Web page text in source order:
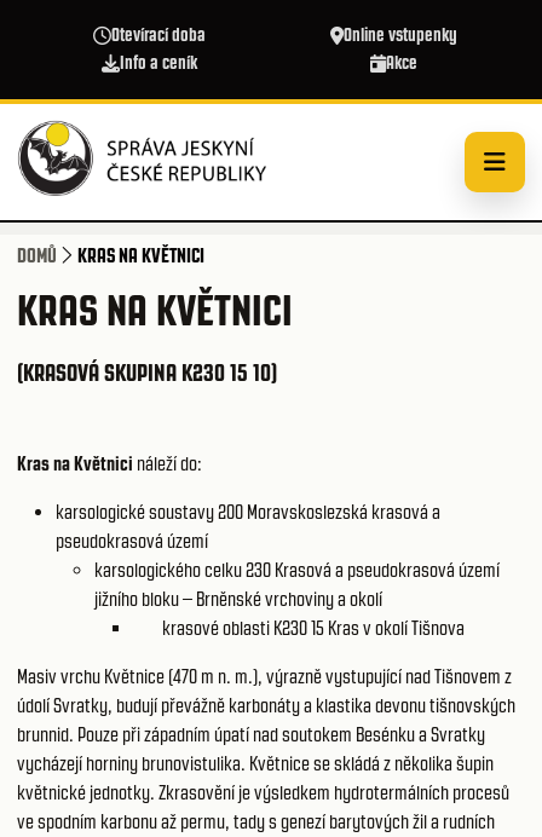
Otevírací doba
Online vstupenky
Info a ceník
Akce
DOMŮ KRAS NA KVĚTNICI
KRAS NA KVĚTNICI
(KRASOVÁ SKUPINA K230 15 10)
Kras na Květnici náleží do:
karsologické soustavy 200 Moravskoslezská krasová a
pseudokrasová území
karsologického celku 230 Krasová a pseudokrasová území
jižního bloku – Brněnské vrchoviny a okolí
krasové oblasti K230 15 Kras v okolí Tišnova
Masiv vrchu Květnice (470 m n. m.), výrazně vystupující nad Tišnovem z
údolí Svratky, budují převážně karbonáty a klastika devonu tišnovských
brunnid. Pouze při západním úpatí nad soutokem Besénku a Svratky
vycházejí horniny brunovistulika. Květnice se skládá z několika šupin
květnické jednotky. Zkrasovění je výsledkem hydrotermálních procesů
ve spodním karbonu až permu, tady s genezí barytových žil a rudních